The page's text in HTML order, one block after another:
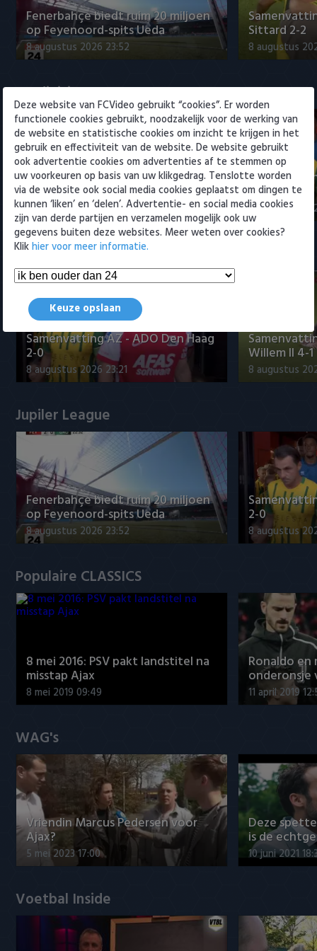
Fenerbahçe biedt ruim 20 miljoen
op Feyenoord-spits Ueda
8 augustus 2026 23:52
Sittard 2-2
8 augustus
Eredivisie
Fenerbahçe biedt ruim 20 miljoen
op Feyenoord-spits Ueda
8 augustus 2026 23:52
2-0
8 augustus
Samenvattingen Eredivisie
Samenvatting AZ - ADO Den Haag
2-0
8 augustus 2026 23:21
Willem II 4-1
8 augustus
Jupiler League
Fenerbahçe biedt ruim 20 miljoen
op Feyenoord-spits Ueda
8 augustus 2026 23:52
2-0
8 augustus
Populaire CLASSICS
8 mei 2016: PSV pakt landstitel na
misstap Ajax
8 mei 2019 09:49
Ronaldo
onderonsje
11 april 2019
WAG's
Vriendin Marcus Pedersen voor
Ajax?
5 mei 2023 17:00
Deze
is de
10 juni 2021
Voetbal Inside
Deze website van FCVideo gebruikt “cookies”. Er worden
functionele cookies gebruikt, noodzakelijk voor de werking van
de website en statistische cookies om inzicht te krijgen in het
gebruik en effectiviteit van de website. De website gebruikt
ook advertentie cookies om advertenties af te stemmen op
uw voorkeuren op basis van uw klikgedrag. Tenslotte worden
via de website ook social media cookies geplaatst om dingen te
kunnen ‘liken’ en ‘delen’. Advertentie- en social media cookies
zijn van derde partijen en verzamelen mogelijk ook uw
gegevens buiten deze websites. Meer weten over cookies?
Klikhier voor meer informatie.
Keuze opslaan